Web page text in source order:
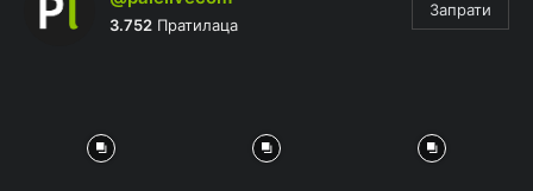
3.752 Пратилаца
Запрати